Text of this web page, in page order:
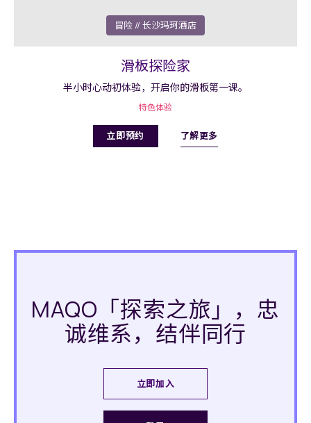
冒险 // 长沙玛珂酒店
滑板探险家
半小时心动初体验，开启你的滑板第一课。
特色体验
立即预约 了解更多
MAQO「探索之旅」，忠
诚维系，结伴同行
立即加入​